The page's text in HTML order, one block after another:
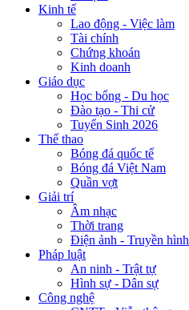
Kinh tế
Lao động - Việc làm
Tài chính
Chứng khoán
Kinh doanh
Giáo dục
Học bổng - Du học
Đào tạo - Thi cử
Tuyển Sinh 2026
Thể thao
Bóng đá quốc tế
Bóng đá Việt Nam
Quần vợt
Giải trí
Âm nhạc
Thời trang
Điện ảnh - Truyền hình
Pháp luật
An ninh - Trật tự
Hình sự - Dân sự
Công nghệ